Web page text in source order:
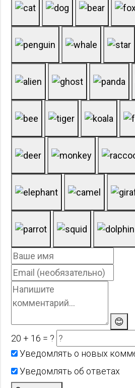
😊
20 + 16 = ?
Уведомлять о новых
Уведомлять об ответах